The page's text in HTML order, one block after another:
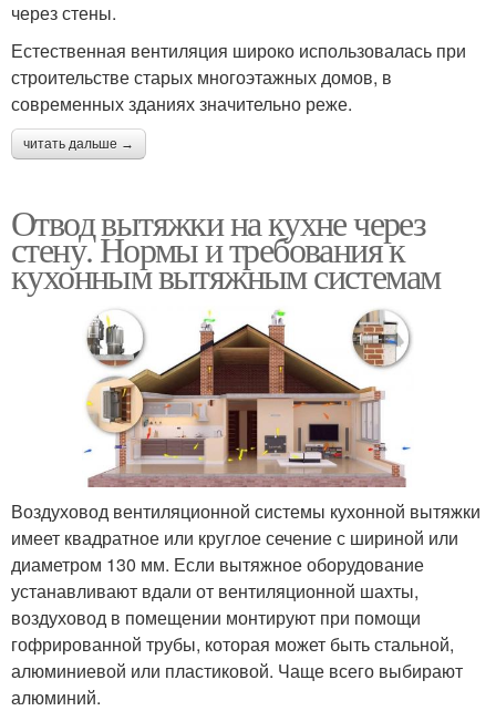
через стены.
Естественная вентиляция широко использовалась при
строительстве старых многоэтажных домов, в
современных зданиях значительно реже.
читать дальше →
Отвод вытяжки на кухне через
стену. Нормы и требования к
кухонным вытяжным системам
Воздуховод вентиляционной системы кухонной вытяжки
имеет квадратное или круглое сечение с шириной или
диаметром 130 мм. Если вытяжное оборудование
устанавливают вдали от вентиляционной шахты,
воздуховод в помещении монтируют при помощи
гофрированной трубы, которая может быть стальной,
алюминиевой или пластиковой. Чаще всего выбирают
алюминий.